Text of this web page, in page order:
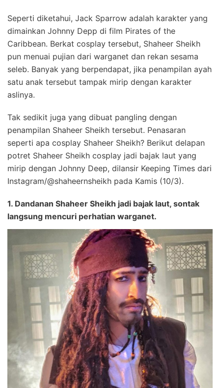
Seperti diketahui, Jack Sparrow adalah karakter yang
dimainkan Johnny Depp di film Pirates of the
Caribbean. Berkat cosplay tersebut, Shaheer Sheikh
pun menuai pujian dari warganet dan rekan sesama
seleb. Banyak yang berpendapat, jika penampilan ayah
satu anak tersebut tampak mirip dengan karakter
aslinya.
Tak sedikit juga yang dibuat pangling dengan
penampilan Shaheer Sheikh tersebut. Penasaran
seperti apa cosplay Shaheer Sheikh? Berikut delapan
potret Shaheer Sheikh cosplay jadi bajak laut yang
mirip dengan Johnny Deep, dilansir Keeping Times dari
Instagram/@shaheernsheikh pada Kamis (10/3).
1. Dandanan Shaheer Sheikh jadi bajak laut, sontak
langsung mencuri perhatian warganet.